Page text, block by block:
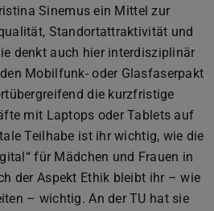
Sinemus ein Mittel zur
Standortattraktivität und
denkt auch hier interdisziplinär
Mobilfunk- oder Glasfaserpakt
die kurzfristige
mit Laptops oder Tablets auf
Teilhabe ist ihr wichtig, wie die
für Mädchen und Frauen in
der Aspekt Ethik bleibt ihr – wie
– wichtig. An der TU hat sie